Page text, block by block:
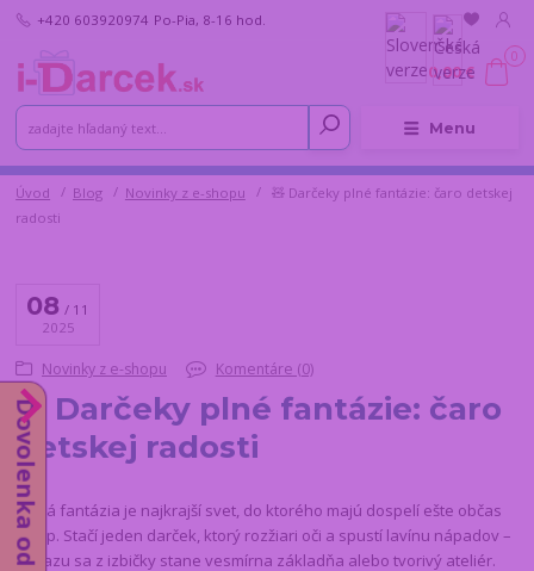
Menu
+420 603920974 Po-Pia, 8-16 hod.
0
0,00 €
Úvod Blog Novinky z e-shopu
🧸 Darčeky plné fantázie: čaro detskej
radosti
08
11
2025
Novinky z e-shopu Komentáre (0)
🧸 Darčeky plné fantázie: čaro
detskej radosti
etská fantázia je najkrajší svet, do ktorého majú dospelí ešte občas
vstup. Stačí jeden darček, ktorý rozžiari oči a spustí lavínu nápadov –
a zrazu sa z izbičky stane vesmírna základňa alebo tvorivý ateliér.
Dovolenka od 10.8.